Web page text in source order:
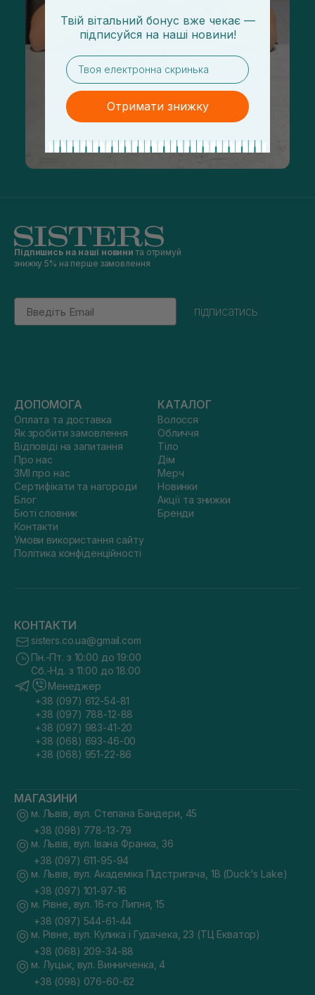
Підпишись на наші новини та отримуй
знижку 5% на перше замовлення
Email
підписатись
ДОПОМОГА
Оплата та доставка
Як зробити замовлення
Відповіді на запитання
Про нас
ЗМІ про нас
Сертифікати та нагороди
Блог
Бюті словник
Контакти
Умови використання сайту
Політика конфіденційності
КАТАЛОГ
Волосся
Обличчя
Тіло
Дім
Мерч
Новинки
Акції та знижки
Бренди
КОНТАКТИ
sisters.co.ua@gmail.com
Пн.-Пт. з 10:00 до 19:00
Сб.-Нд. з 11:00 до 18:00
Менеджер
+38 (097) 612-54-81
+38 (097) 788-12-88
+38 (097) 983-41-20
+38 (068) 693-46-00
+38 (068) 951-22-86
МАГАЗИНИ
м. Львів, вул. Степана Бандери, 45
+38 (098) 778-13-79
м. Львів, вул. Івана Франка, 36
+38 (097) 611-95-94
м. Львів, вул. Академіка Підстригача, 1В (Duck's Lake)
+38 (097) 101-97-16
м. Рівне, вул. 16-го Липня, 15
+38 (097) 544-61-44
м. Рівне, вул. Кулика і Гудачека, 23 (ТЦ Екватор)
+38 (068) 209-34-88
м. Луцьк, вул. Винниченка, 4
+38 (098) 076-60-62
Твій вітальний бонус вже чекає —
підписуйся на наші новини!
email
Отримати знижку